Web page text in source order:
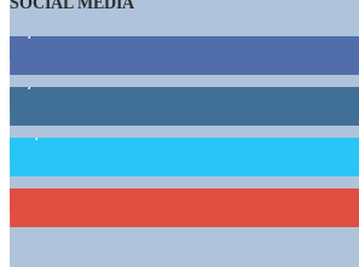
1,662 Follower
15,658 Follower
460 Abonnenten